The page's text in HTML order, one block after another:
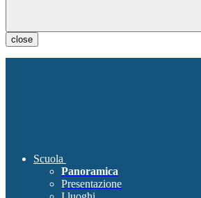
close
Scuola
Panoramica
Presentazione